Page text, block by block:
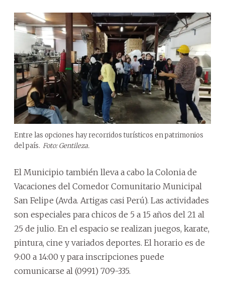
Entre las opciones hay recorridos turísticos en patrimonios
del país. Foto: Gentileza.
El Municipio también lleva a cabo la Colonia de
Vacaciones del Comedor Comunitario Municipal
San Felipe (Avda. Artigas casi Perú). Las actividades
son especiales para chicos de 5 a 15 años del 21 al
25 de julio. En el espacio se realizan juegos, karate,
pintura, cine y variados deportes. El horario es de
9:00 a 14:00 y para inscripciones puede
comunicarse al (0991) 709-335.